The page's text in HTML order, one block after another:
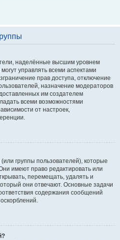
наделённые высшим уровнем
управлять всеми аспектами
прав доступа, отключение
назначение модераторов
им создателем
всеми возможностями
от настроек,
группы пользователей), которые
имеют право редактировать или
перемещать, удалять и
они отвечают. Основные задачи
содержания сообщений